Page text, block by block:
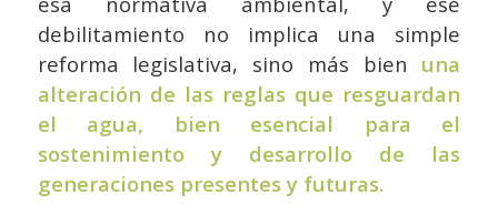
debilitamiento no implica una simple
reforma legislativa, sino más bien una
alteración de las reglas que resguardan
el agua, bien esencial para el
sostenimiento y desarrollo de las
generaciones presentes y futuras.